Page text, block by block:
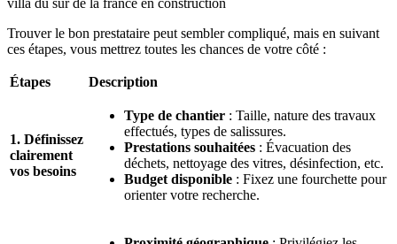
Trouver le bon prestataire peut sembler compliqué, mais en suivant
ces étapes, vous mettrez toutes les chances de votre côté :
Étapes Description
1. Définissez
clairement
vos besoins
Type de chantier : Taille, nature des travaux
effectués, types de salissures.
Prestations souhaitées : Évacuation des
déchets, nettoyage des vitres, désinfection, etc.
Budget disponible : Fixez une fourchette pour
orienter votre recherche.